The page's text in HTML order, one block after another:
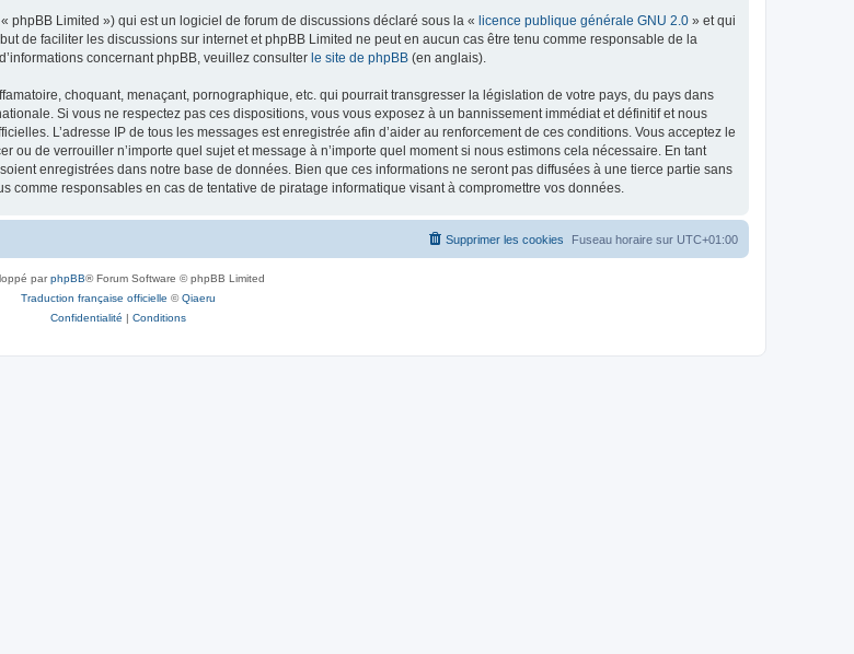
Limited ») qui est un logiciel de forum de discussions déclaré sous la « licence publique générale GNU 2.0 » et qui
de faciliter les discussions sur internet et phpBB Limited ne peut en aucun cas être tenu comme responsable de la
concernant phpBB, veuillez consulter le site de phpBB (en anglais).
choquant, menaçant, pornographique, etc. qui pourrait transgresser la législation de votre pays, du pays dans
Si vous ne respectez pas ces dispositions, vous vous exposez à un bannissement immédiat et définitif et nous
L’adresse IP de tous les messages est enregistrée afin d’aider au renforcement de ces conditions. Vous acceptez le
ou de verrouiller n’importe quel sujet et message à n’importe quel moment si nous estimons cela nécessaire. En tant
enregistrées dans notre base de données. Bien que ces informations ne seront pas diffusées à une tierce partie sans
comme responsables en cas de tentative de piratage informatique visant à compromettre vos données.
Fuseau horaire sur UTC+01:00
Supprimer les cookies
parphpBB® Forum Software © phpBB Limited
Traduction française officielle ©Qiaeru
Confidentialité | Conditions